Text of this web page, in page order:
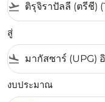
flight_takeoff
สู่
flight_land
งบประมาณ